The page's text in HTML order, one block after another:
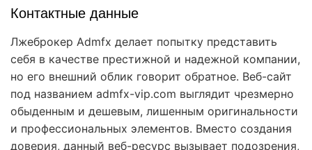
Контактные данные
Лжеброкер Admfx делает попытку представить
себя в качестве престижной и надежной компании,
но его внешний облик говорит обратное. Веб-сайт
под названием admfx-vip.com выглядит чрезмерно
обыденным и дешевым, лишенным оригинальности
и профессиональных элементов. Вместо создания
доверия, данный веб-ресурс вызывает подозрения,